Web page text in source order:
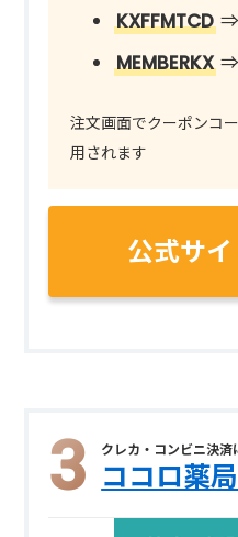
KXFFMTCD ⇒
MEMBERKX ⇒
注文画面でクーポンコ
用されます
公式サ
クレカ・コンビニ決済
ココロ薬局